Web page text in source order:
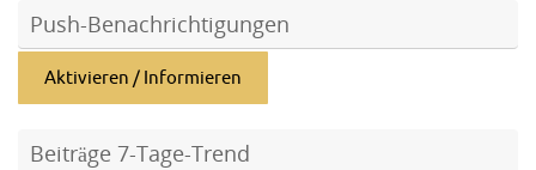
Push-Benachrichtigungen
Aktivieren / Informieren
Beiträge 7-Tage-Trend